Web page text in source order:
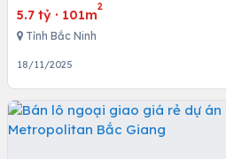
5.7 tỷ · 101m
2
Tỉnh Bắc Ninh
18/11/2025